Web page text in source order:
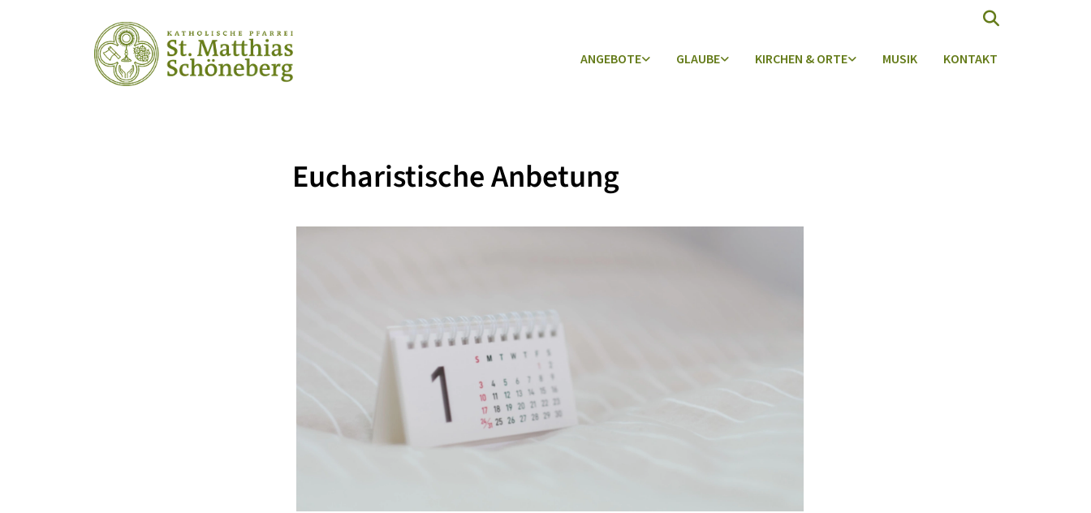
ANGEBOTE GLAUBE KIRCHEN & ORTE MUSIK KONTAKT
Eucharistische Anbetung